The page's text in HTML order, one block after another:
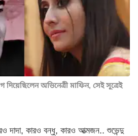
অভিনেত্রী মাফিন, সেই সূত্রেই
দাদা, কারও বন্ধু, কারও আত্মজন.. শুভেন্দু